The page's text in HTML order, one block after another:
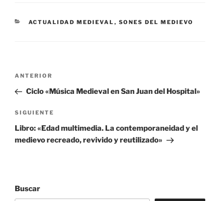
CATEGORÍAS
ACTUALIDAD MEDIEVAL , SONES DEL MEDIEVO
Navegación
entradas
Entrada
anterior:
ANTERIOR
Ciclo «Música Medieval en San Juan del Hospital»
Siguiente
entrada
SIGUIENTE
Libro: «Edad multimedia. La contemporaneidad y el
medievo recreado, revivido y reutilizado»
Buscar